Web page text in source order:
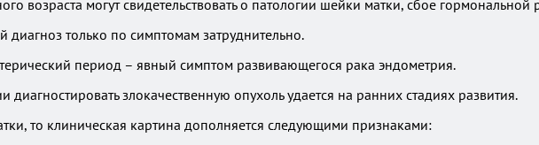
возраста могут свидетельствовать о патологии шейки матки, сбое гормональной
диагноз только по симптомам затруднительно.
период – явный симптом развивающегося рака эндометрия.
злокачественную опухоль удается на ранних стадиях развития.
то клиническая картина дополняется следующими признаками: